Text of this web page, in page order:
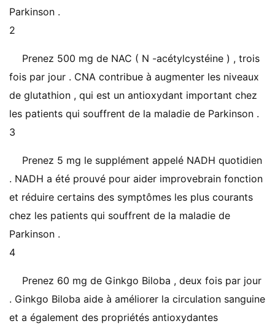
Parkinson .
2
Prenez 500 mg de NAC ( N -acétylcystéine ) , trois
fois par jour . CNA contribue à augmenter les niveaux
de glutathion , qui est un antioxydant important chez
les patients qui souffrent de la maladie de Parkinson .
3
Prenez 5 mg le supplément appelé NADH quotidien
. NADH a été prouvé pour aider improvebrain fonction
et réduire certains des symptômes les plus courants
chez les patients qui souffrent de la maladie de
Parkinson .
4
Prenez 60 mg de Ginkgo Biloba , deux fois par jour
. Ginkgo Biloba aide à améliorer la circulation sanguine
et a également des propriétés antioxydantes